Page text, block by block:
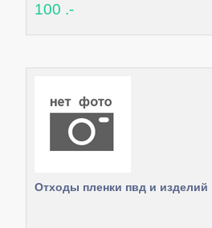
100 .-
Отходы пленки пвд и изделий